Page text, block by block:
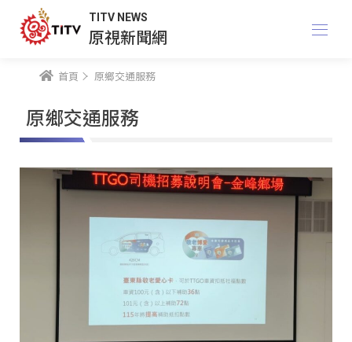
TITV NEWS
原視新聞網
首頁 原鄉交通服務
原鄉交通服務